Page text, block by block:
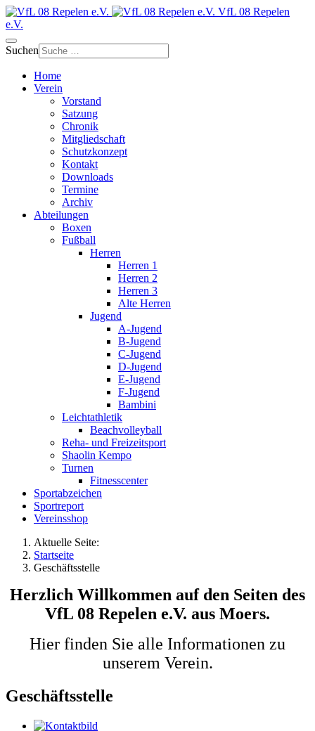
VfL 08 Repelen
e.V.
Suchen
Home
Verein
Vorstand
Satzung
Chronik
Mitgliedschaft
Schutzkonzept
Kontakt
Downloads
Termine
Archiv
Abteilungen
Boxen
Fußball
Herren
Herren 1
Herren 2
Herren 3
Alte Herren
Jugend
A-Jugend
B-Jugend
C-Jugend
D-Jugend
E-Jugend
F-Jugend
Bambini
Leichtathletik
Beachvolleyball
Reha- und Freizeitsport
Shaolin Kempo
Turnen
Fitnesscenter
Sportabzeichen
Sportreport
Vereinsshop
Aktuelle Seite:
Startseite
Geschäftsstelle
Herzlich Willkommen auf den Seiten des
VfL 08 Repelen e.V. aus Moers.
Hier finden Sie alle Informationen zu
unserem Verein.
Geschäftsstelle